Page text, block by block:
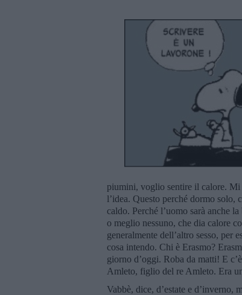
piumini, voglio sentire il calore. Mi
l’idea. Questo perché dormo
caldo. Perché l’uomo sarà anche
o meglio nessuno, che dia calore
generalmente dell’altro sesso, per
cosa intendo. Chi è Erasmo?
giorno d’oggi. Roba da matti! E
Amleto, figlio del re Amleto. Era
Vabbè, dice, d’estate e